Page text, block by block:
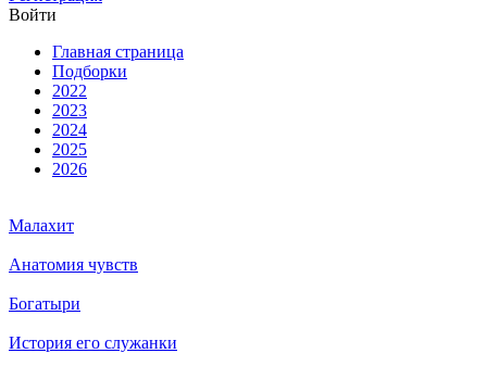
Вой­ти
Глав­ная стра­ни­ца
Подборки
2022
2023
2024
2025
2026
Малахит
Анатомия чувств
Богатыри
История его служанки